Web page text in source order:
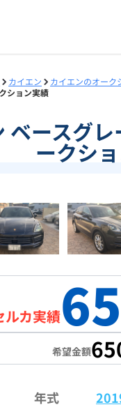
カイエン
カイエンのオーク
ション実績
ベースグ
ークシ
ルカ実績
希望金額
年式